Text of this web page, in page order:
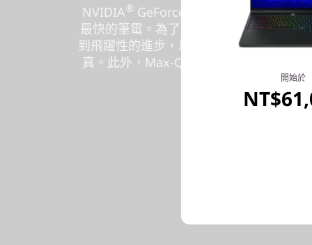
NVIDIA® GeForce RTX™ 40 系列筆電
最快的筆電。為了 AI 世代而打造，運用
到飛躍性的進步，以及實現全面光線追蹤
真。此外，Max-Q 系列技術將系統效能
果發揮到最佳，實現
開始於